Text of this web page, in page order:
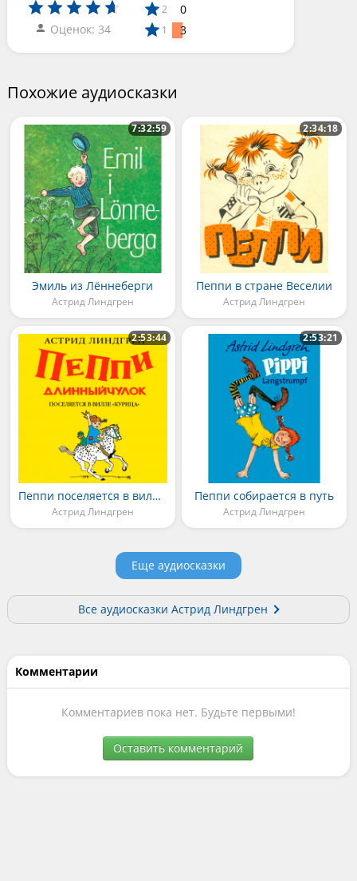
Оценок: 34
2 0
1 3
Похожие аудиосказки
Эмиль из Лённеберги
Астрид Линдгрен
7:32:59
Пеппи в стране Веселии
Астрид Линдгрен
2:34:18
Пеппи поселяется в вилле Курица
Астрид Линдгрен
2:53:44
Пеппи собирается в путь
Астрид Линдгрен
2:53:21
Еще аудиосказки
Все аудиосказки Астрид Линдгрен
Комментарии
Комментариев пока нет. Будьте первыми!
Оставить комментарий